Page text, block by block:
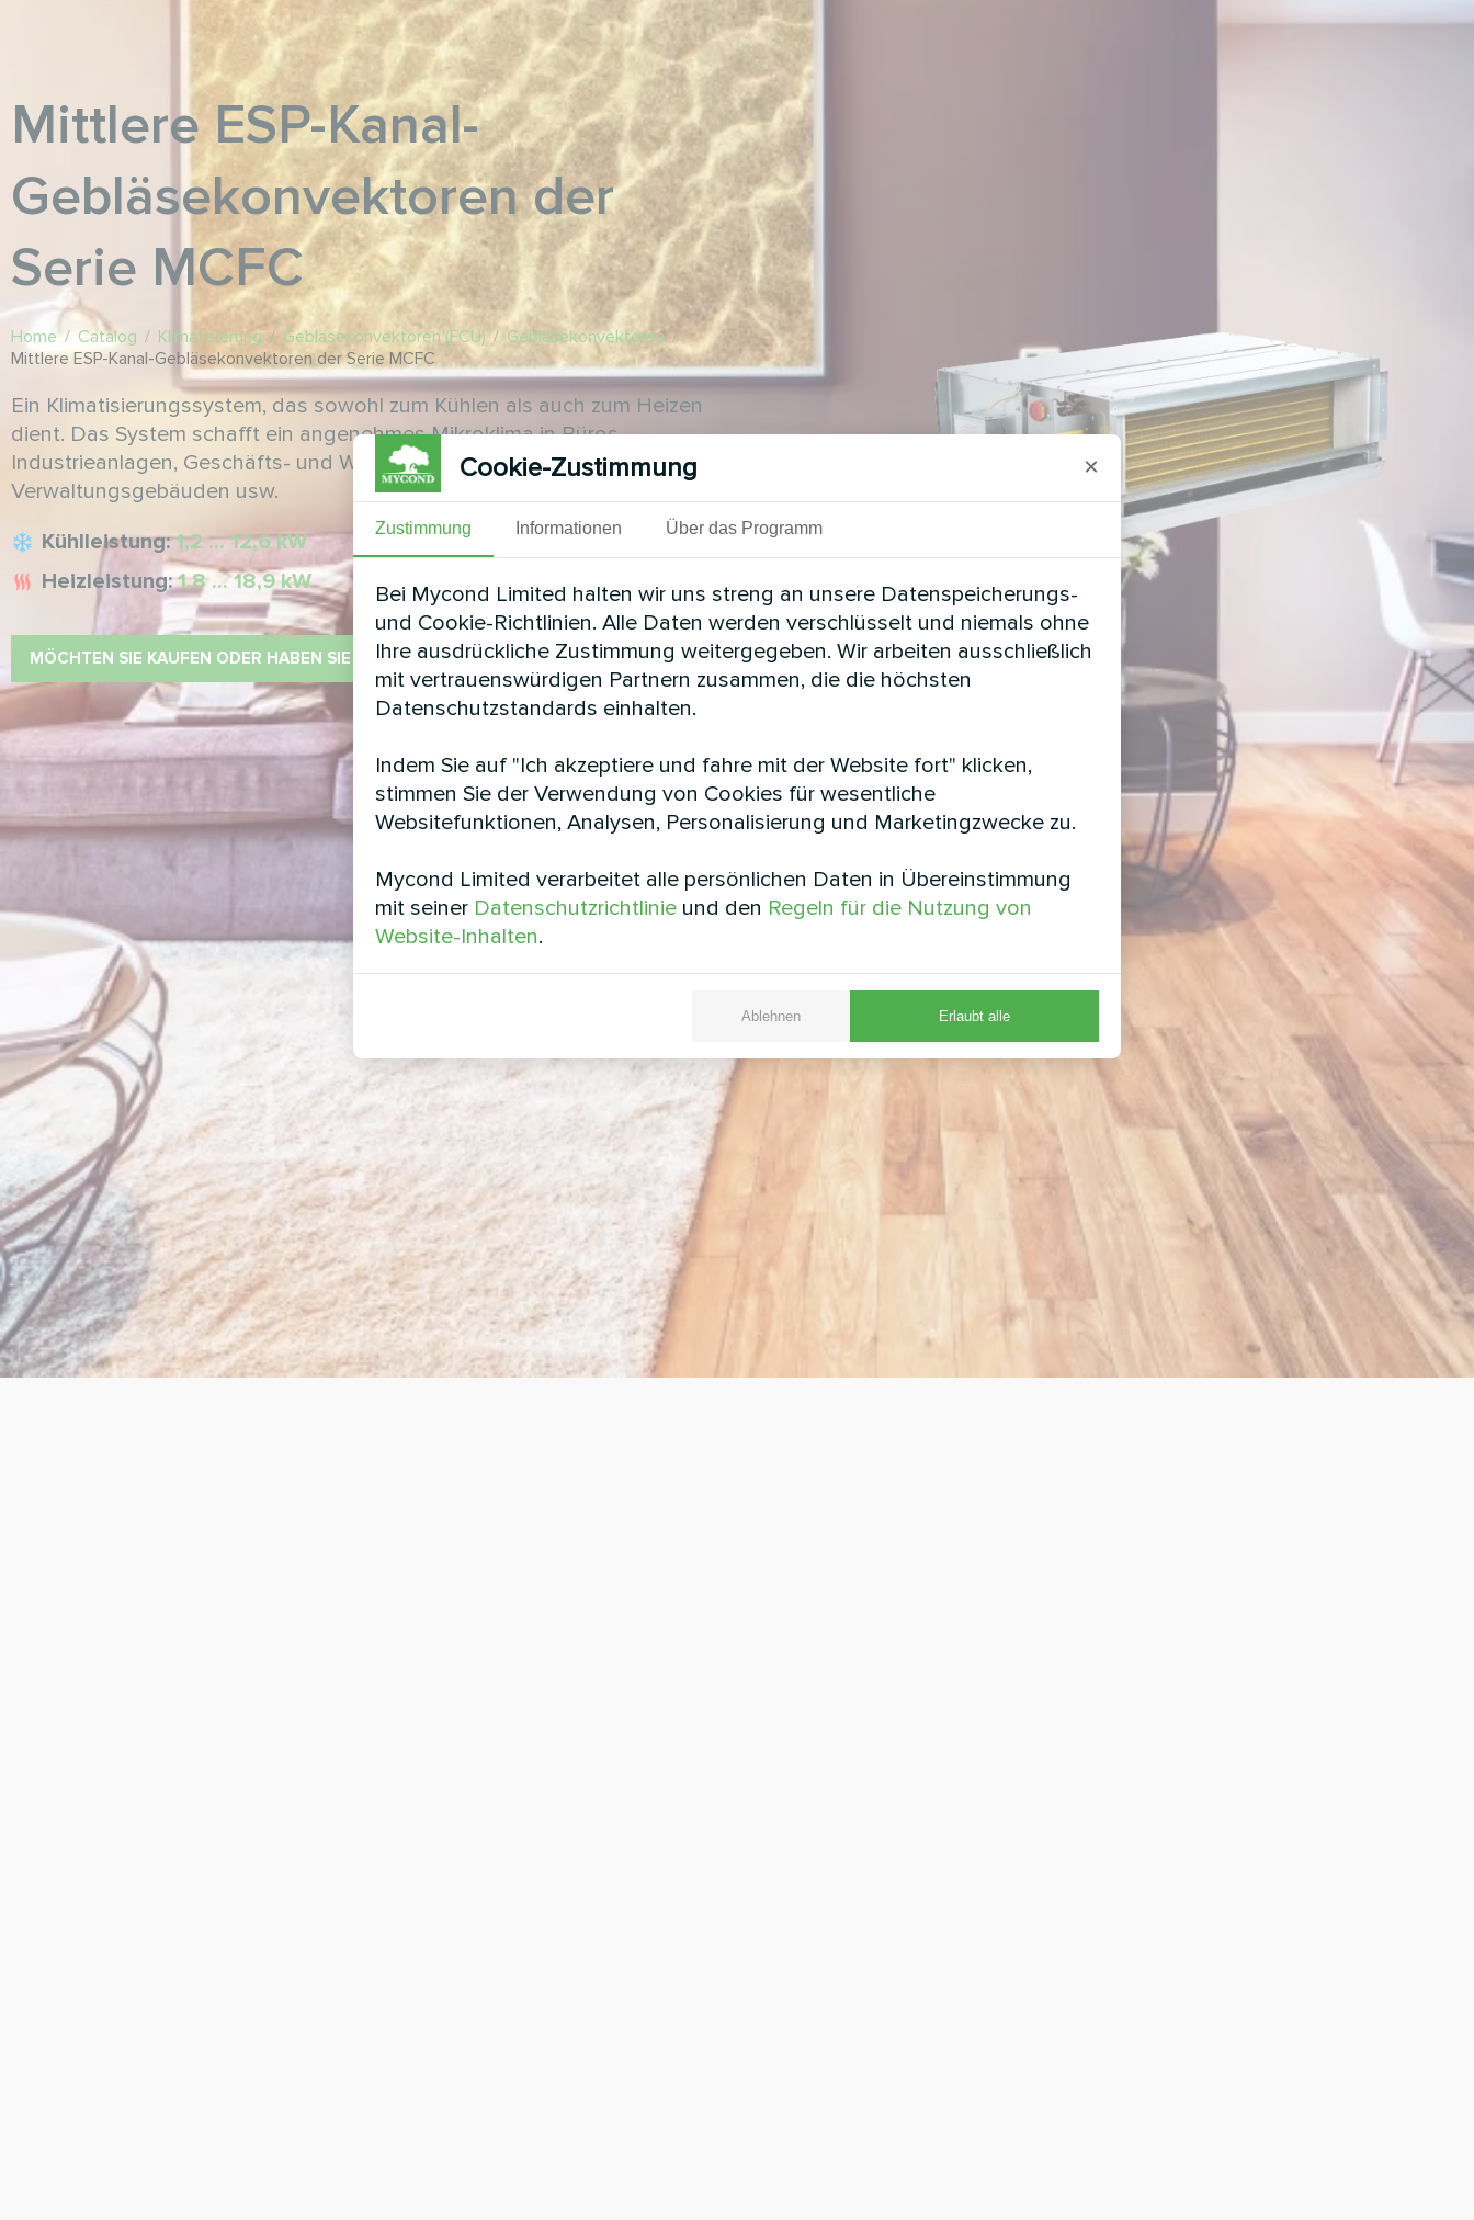
Mittlere ESP-Kanal-
Gebläsekonvektoren der
Serie MCFC
Home / Catalog / Klimatisierung / Gebläsekonvektoren (FCU) / Gebläsekonvektoren /
Mittlere ESP-Kanal-Gebläsekonvektoren der Serie MCFC
Ein Klimatisierungssystem, das sowohl zum Kühlen als auch zum Heizen
dient. Das System schafft ein angenehmes Mikroklima in Büros,
Industrieanlagen, Geschäfts- und Wohngebäuden, Hotels, Banken,
Verwaltungsgebäuden usw.
Kühlleistung:1,2 ... 12,6 kW
Heizleistung:1,8 ... 18,9 kW
MÖCHTEN SIE KAUFEN ODER HABEN SIE FRAGEN?
Cookie-Zustimmung ×
Zustimmung Informationen Über das Programm
Bei Mycond Limited halten wir uns streng an unsere Datenspeicherungs-
und Cookie-Richtlinien. Alle Daten werden verschlüsselt und niemals ohne
Ihre ausdrückliche Zustimmung weitergegeben. Wir arbeiten ausschließlich
mit vertrauenswürdigen Partnern zusammen, die die höchsten
Datenschutzstandards einhalten.
Indem Sie auf "Ich akzeptiere und fahre mit der Website fort" klicken,
stimmen Sie der Verwendung von Cookies für wesentliche
Websitefunktionen, Analysen, Personalisierung und Marketingzwecke zu.
Mycond Limited verarbeitet alle persönlichen Daten in Übereinstimmung
mit seiner Datenschutzrichtlinie und den Regeln für die Nutzung von
Website-Inhalten.
Ablehnen Erlaubt alle